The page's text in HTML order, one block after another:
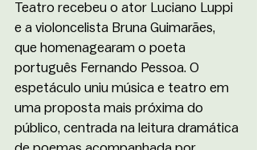
Teatro recebeu o ator Luciano Luppi
e a violoncelista Bruna Guimarães,
que homenagearam o poeta
português Fernando Pessoa. O
espetáculo uniu música e teatro em
uma proposta mais próxima do
público, centrada na leitura dramática